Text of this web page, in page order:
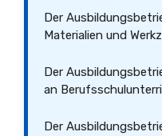
Der
Materialien und
Der
an
Der